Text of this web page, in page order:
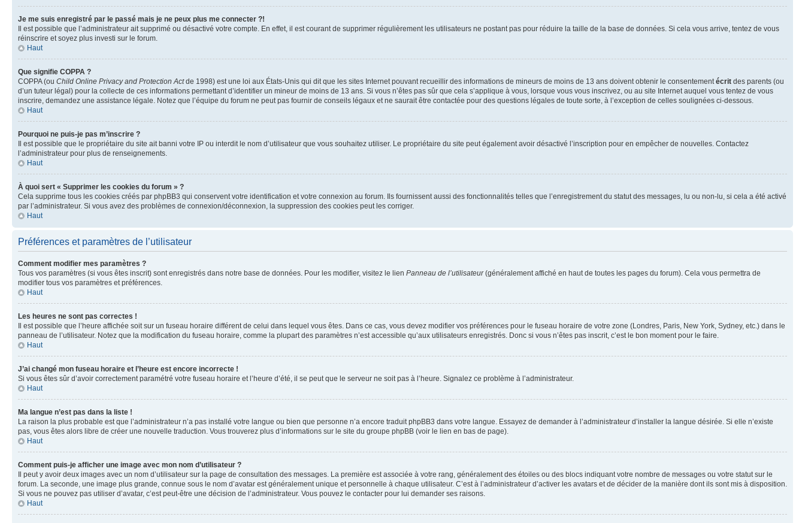
Je me suis enregistré par le passé mais je ne peux plus me connecter ?!
Il est possible que l’administrateur ait supprimé ou désactivé votre compte. En effet, il est courant de supprimer régulièrement les utilisateurs ne postant pas pour réduire la taille de la base de données. Si cela vous arrive, tentez de vous
réinscrire et soyez plus investi sur le forum.
Haut
Que signifie COPPA ?
COPPA (ou Child Online Privacy and Protection Actde 1998) est une loi aux États-Unis qui dit que les sites Internet pouvant recueillir des informations de mineurs de moins de 13 ans doivent obtenir le consentement écrit des parents (ou
d’un tuteur légal) pour la collecte de ces informations permettant d’identifier un mineur de moins de 13 ans. Si vous n’êtes pas sûr que cela s’applique à vous, lorsque vous vous inscrivez, ou au site Internet auquel vous tentez de vous
inscrire, demandez une assistance légale. Notez que l’équipe du forum ne peut pas fournir de conseils légaux et ne saurait être contactée pour des questions légales de toute sorte, à l’exception de celles soulignées ci-dessous.
Haut
Pourquoi ne puis-je pas m’inscrire ?
Il est possible que le propriétaire du site ait banni votre IP ou interdit le nom d’utilisateur que vous souhaitez utiliser. Le propriétaire du site peut également avoir désactivé l’inscription pour en empêcher de nouvelles. Contactez
l’administrateur pour plus de renseignements.
Haut
À quoi sert « Supprimer les cookies du forum » ?
Cela supprime tous les cookies créés par phpBB3 qui conservent votre identification et votre connexion au forum. Ils fournissent aussi des fonctionnalités telles que l’enregistrement du statut des messages, lu ou non-lu, si cela a été activé
par l’administrateur. Si vous avez des problèmes de connexion/déconnexion, la suppression des cookies peut les corriger.
Haut
Préférences et paramètres de l’utilisateur
Comment modifier mes paramètres ?
Tous vos paramètres (si vous êtes inscrit) sont enregistrés dans notre base de données. Pour les modifier, visitez le lien Panneau de l’utilisateur(généralement affiché en haut de toutes les pages du forum). Cela vous permettra de
modifier tous vos paramètres et préférences.
Haut
Les heures ne sont pas correctes !
Il est possible que l’heure affichée soit sur un fuseau horaire différent de celui dans lequel vous êtes. Dans ce cas, vous devez modifier vos préférences pour le fuseau horaire de votre zone (Londres, Paris, New York, Sydney, etc.) dans le
panneau de l’utilisateur. Notez que la modification du fuseau horaire, comme la plupart des paramètres n’est accessible qu’aux utilisateurs enregistrés. Donc si vous n’êtes pas inscrit, c’est le bon moment pour le faire.
Haut
J’ai changé mon fuseau horaire et l’heure est encore incorrecte !
Si vous êtes sûr d’avoir correctement paramétré votre fuseau horaire et l’heure d’été, il se peut que le serveur ne soit pas à l’heure. Signalez ce problème à l’administrateur.
Haut
Ma langue n’est pas dans la liste !
La raison la plus probable est que l’administrateur n’a pas installé votre langue ou bien que personne n’a encore traduit phpBB3 dans votre langue. Essayez de demander à l’administrateur d’installer la langue désirée. Si elle n’existe
pas, vous êtes alors libre de créer une nouvelle traduction. Vous trouverez plus d’informations sur le site du groupe phpBB (voir le lien en bas de page).
Haut
Comment puis-je afficher une image avec mon nom d’utilisateur ?
Il peut y avoir deux images avec un nom d’utilisateur sur la page de consultation des messages. La première est associée à votre rang, généralement des étoiles ou des blocs indiquant votre nombre de messages ou votre statut sur le
forum. La seconde, une image plus grande, connue sous le nom d’avatar est généralement unique et personnelle à chaque utilisateur. C’est à l’administrateur d’activer les avatars et de décider de la manière dont ils sont mis à disposition.
Si vous ne pouvez pas utiliser d’avatar, c’est peut-être une décision de l’administrateur. Vous pouvez le contacter pour lui demander ses raisons.
Haut